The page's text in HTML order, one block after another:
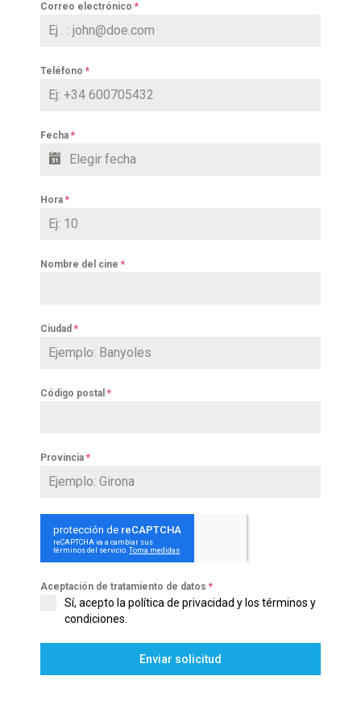
Correo electrónico *
Teléfono *
Fecha *
Hora *
Nombre del cine *
Ciudad *
Código postal *
Provincia *
Aceptación de tratamiento de datos *
Sí, acepto la política de privacidad y los términos y
condiciones
Enviar solicitud